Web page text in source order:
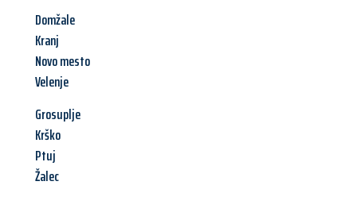
Domžale
Kranj
Novo mesto
Velenje
Grosuplje
Krško
Ptuj
Žalec